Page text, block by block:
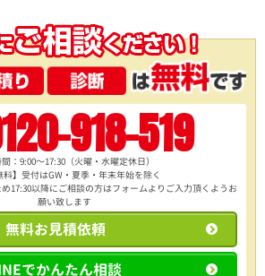
918-519
：9:00～17:30（火曜・水曜定休日）
料】受付はGW・夏季・年末年始を除く
17:30以降にご相談の方はフォームよりご入力頂くようお
願い致します
無料お見積依頼
でかんたん相談